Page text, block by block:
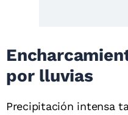
por lluvias
Precipitación intensa